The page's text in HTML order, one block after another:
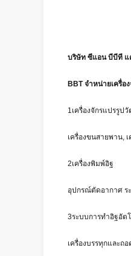
บริษัท ซีแอน บีบีที แ
BBT จําหน่ายเครื่
1เครื่องจักรแปรรูป
เครื่องขนสายพาน,
2เครื่องพิมพ์อิฐ
อุปกรณ์ตัดอากาศ ร
3ระบบการทําอิฐอัต
เครื่องบรรทุกและถ